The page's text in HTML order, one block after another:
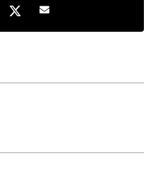
on Facebook
Share on TwitterShare by e-mail